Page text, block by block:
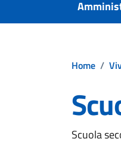
Home /
Scuola